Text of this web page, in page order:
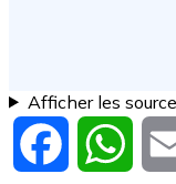
Afficher les
Facebook